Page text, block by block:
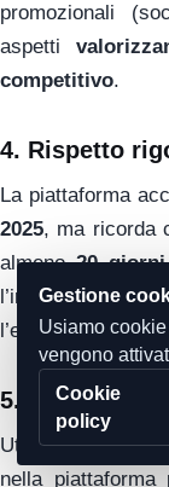
promozionali
aspetti
competitivo.
4. Rispetto
La piattaforma
2025, ma ricorda
almeno20 giorni
l’irricevibilità.
l’esclusione.
5.
Utilizza icanali
nella
Gestione
Usiamo
vengono
Cookie
policy